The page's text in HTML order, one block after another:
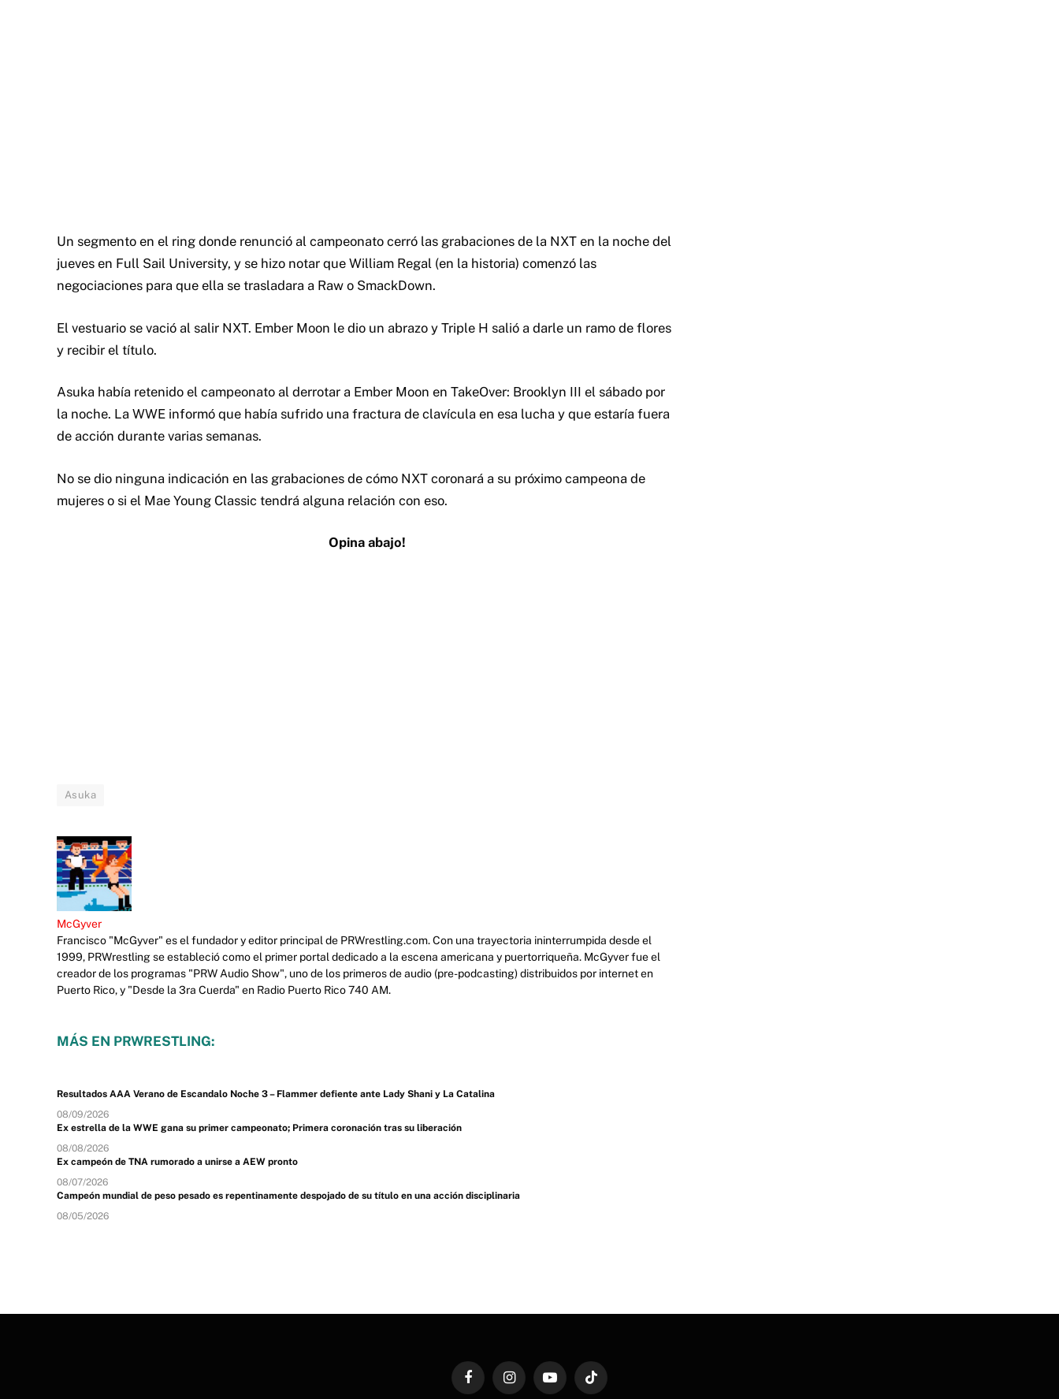
Un segmento en el ring donde renunció al campeonato cerró las grabaciones de la NXT en la noche del
jueves en Full Sail University, y se hizo notar que William Regal (en la historia) comenzó las
negociaciones para que ella se trasladara a Raw o SmackDown.
El vestuario se vació al salir NXT. Ember Moon le dio un abrazo y Triple H salió a darle un ramo de flores
y recibir el título.
Asuka había retenido el campeonato al derrotar a Ember Moon en TakeOver: Brooklyn III el sábado por
la noche. La WWE informó que había sufrido una fractura de clavícula en esa lucha y que estaría fuera
de acción durante varias semanas.
No se dio ninguna indicación en las grabaciones de cómo NXT coronará a su próximo campeona de
mujeres o si el Mae Young Classic tendrá alguna relación con eso.
Opina abajo!
Asuka
McGyver
Francisco "McGyver" es el fundador y editor principal de PRWrestling.com. Con una trayectoria ininterrumpida desde el
1999, PRWrestling se estableció como el primer portal dedicado a la escena americana y puertorriqueña. McGyver fue el
creador de los programas "PRW Audio Show", uno de los primeros de audio (pre-podcasting) distribuidos por internet en
Puerto Rico, y "Desde la 3ra Cuerda" en Radio Puerto Rico 740 AM.
MÁS EN PRWRESTLING:
Resultados AAA Verano de Escandalo Noche 3 – Flammer defiente ante Lady Shani y La Catalina
08/09/2026
Ex estrella de la WWE gana su primer campeonato; Primera coronación tras su liberación
08/08/2026
Ex campeón de TNA rumorado a unirse a AEW pronto
08/07/2026
Campeón mundial de peso pesado es repentinamente despojado de su título en una acción disciplinaria
08/05/2026
FacebookInstagramYouTubeTikTok